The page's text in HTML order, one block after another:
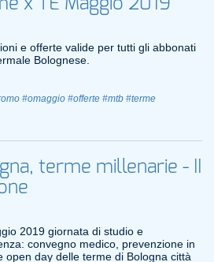
x TE Maggio 2019
e offerte valide per tutti gli abbonati
Bolognese.
#omaggio #offerte #mtb #terme
terme millenarie - II
2019 giornata di studio e
convegno medico, prevenzione in
open day delle terme di Bologna città